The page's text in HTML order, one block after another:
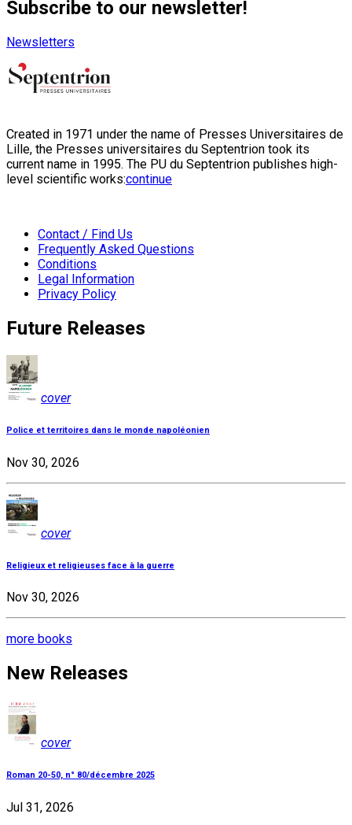
Subscribe to our newsletter!
Newsletters
Created in 1971 under the name of Presses Universitaires de
Lille, the Presses universitaires du Septentrion took its
current name in 1995. The PU du Septentrion publishes high-
level scientific works:continue
Contact / Find Us
Frequently Asked Questions
Conditions
Legal Information
Privacy Policy
Future Releases
cover
Police et territoires dans le monde napoléonien
Nov 30, 2026
cover
Religieux et religieuses face à la guerre
Nov 30, 2026
more books
New Releases
cover
Roman 20-50, n° 80/décembre 2025
Jul 31, 2026